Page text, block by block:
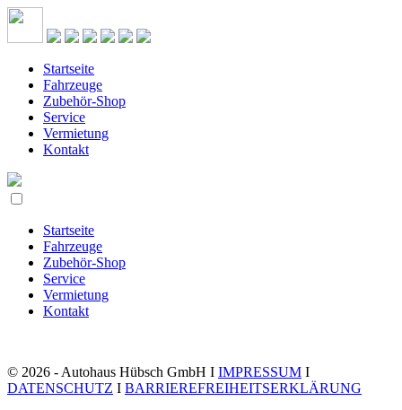
Startseite
Fahrzeuge
Zubehör-Shop
Service
Vermietung
Kontakt
Startseite
Fahrzeuge
Zubehör-Shop
Service
Vermietung
Kontakt
© 2026 - Autohaus Hübsch GmbH I IMPRESSUM I
DATENSCHUTZ I BARRIEREFREIHEITSERKLÄRUNG